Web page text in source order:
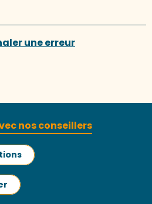
une erreur
nos conseillers